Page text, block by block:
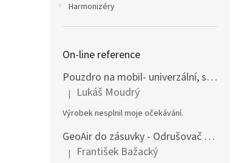
Harmonizéry
On-line reference
Pouzdro na mobil- univerzální, stínící elektromagnetické záření z mobilu
Hodnocení produktu je 1 z 5 hvězdiček.
| Lukáš Moudrý
Výrobek nesplnil moje očekávání.
GeoAir do zásuvky - Odrušovač GPZ a ionizátor
Hodnocení produktu je 5 z 5 hvězdiček.
|
František Bažacký